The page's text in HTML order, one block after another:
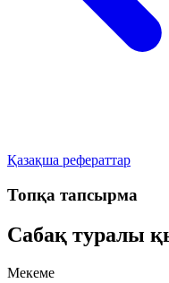
Қазақша рефераттар
Топқа тапсырма
Сабақ туралы
Мекеме